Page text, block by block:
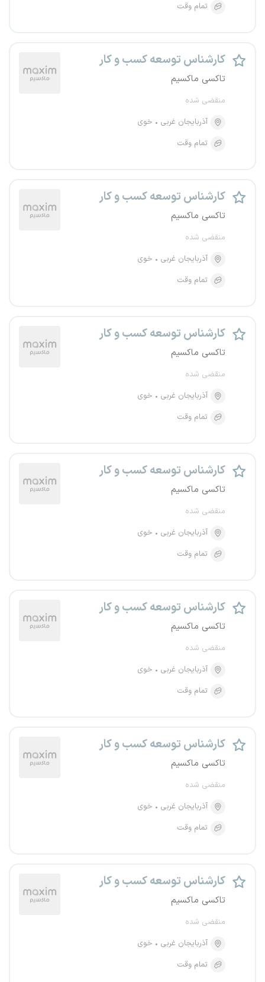
تمام وقت
کارشناس توسعه کسب و کار
تاکسی ماکسیم
منقضی شده
آذربایجان غربی
خوی
تمام وقت
کارشناس توسعه کسب و کار
تاکسی ماکسیم
منقضی شده
آذربایجان غربی
خوی
تمام وقت
کارشناس توسعه کسب و کار
تاکسی ماکسیم
منقضی شده
آذربایجان غربی
خوی
تمام وقت
کارشناس توسعه کسب و کار
تاکسی ماکسیم
منقضی شده
آذربایجان غربی
خوی
تمام وقت
کارشناس توسعه کسب و کار
تاکسی ماکسیم
منقضی شده
آذربایجان غربی
خوی
تمام وقت
کارشناس توسعه کسب و کار
تاکسی ماکسیم
منقضی شده
آذربایجان غربی
خوی
تمام وقت
کارشناس توسعه کسب و کار
تاکسی ماکسیم
منقضی شده
آذربایجان غربی
خوی
تمام وقت